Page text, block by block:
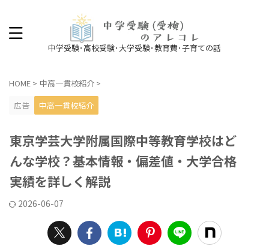
中学受験･高校受験･大学受験･教育費･子育ての話
HOME > 中高一貫校紹介 >
広告
中高一貫校紹介
東京学芸大学附属国際中等教育学校はど
んな学校？基本情報・偏差値・大学合格
実績を詳しく解説
2026-06-07